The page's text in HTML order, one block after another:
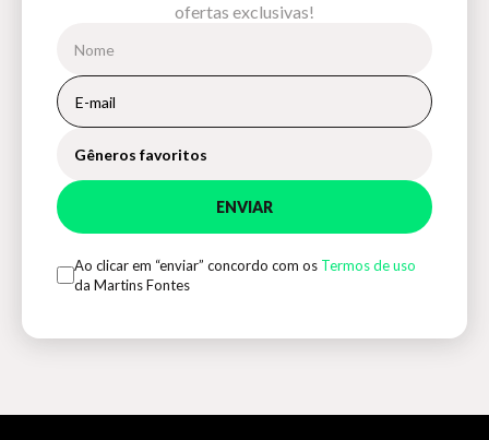
ofertas exclusivas!
Gêneros favoritos
ENVIAR
Ao clicar em “enviar” concordo com os Termos de uso
da Martins Fontes